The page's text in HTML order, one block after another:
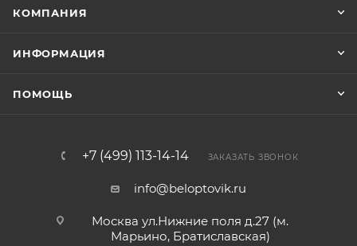
КОМПАНИЯ
ИНФОРМАЦИЯ
ПОМОЩЬ
+7 (499) 113-14-14 ЗАКАЗАТЬ ЗВОНОК
info@beloptovik.ru
Москва ул.Нижние поля д.27 (м.
Марьино, Братиславская)